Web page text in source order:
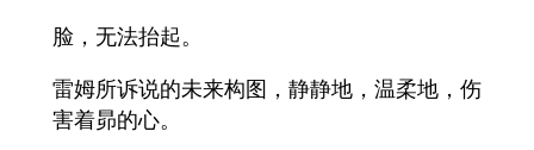
脸，无法抬起。
雷姆所诉说的未来构图，静静地，温柔地，伤
害着昴的心。